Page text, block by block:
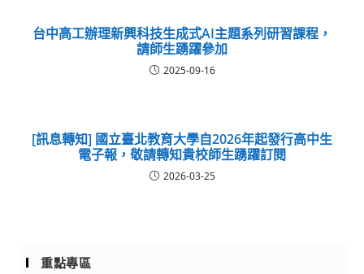
台中高工辦理新興科技生成式AI主題系列研習課程，
請師生踴躍參加
2025-09-16
[訊息轉知] 國立臺北教育大學自2026年起發行高中生
電子報，敬請轉知貴校師生踴躍訂閱
2026-03-25
重點專區